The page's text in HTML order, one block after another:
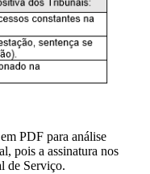
PDF para análise
pois a assinatura nos
de Serviço.